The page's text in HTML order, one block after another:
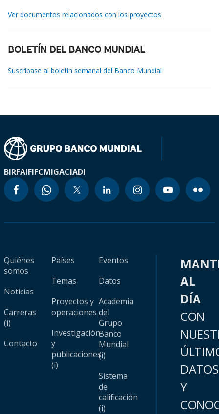
Ver documentos relacionados con los proyectos
BOLETÍN DEL BANCO MUNDIAL
Suscríbase al boletín semanal del Banco Mundial
BIRFAIFIFCMIGACIADI
Quiénes
somos
Noticias
Carreras
(i)
Contacto
Países
Temas
Proyectos y
operaciones
Investigación
y
publicaciones
(i)
Eventos
Datos
Academia
del
Grupo
Banco
Mundial
(i)
Sistema
de
calificación
(i)
AL
DÍA
CON
DATOS
Y